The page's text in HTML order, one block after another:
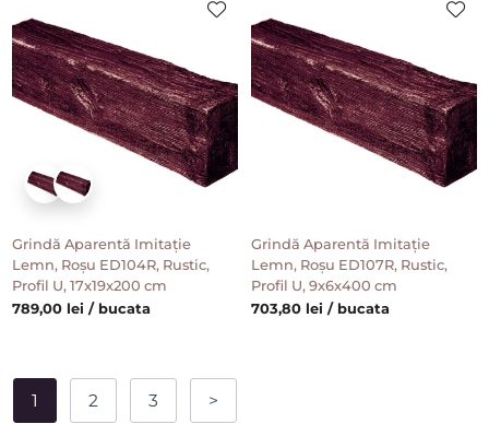
Grindă Aparentă Imitație
Lemn, Roșu ED104R, Rustic,
Profil U, 17x19x200 cm
789,00 lei / bucata
Grindă Aparentă Imitație
Lemn, Roșu ED107R, Rustic,
Profil U, 9x6x400 cm
703,80 lei / bucata
1 2 3 >